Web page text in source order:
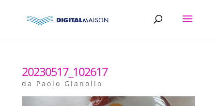
20230517_102617
da Paolo Gianolio